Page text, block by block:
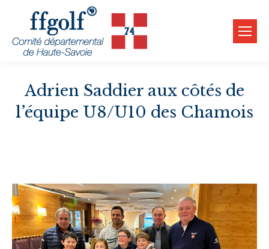
Adrien Saddier aux côtés de
l’équipe U8/U10 des Chamois